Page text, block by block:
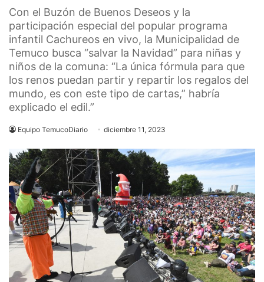
Con el Buzón de Buenos Deseos y la
participación especial del popular programa
infantil Cachureos en vivo, la Municipalidad de
Temuco busca “salvar la Navidad” para niñas y
niños de la comuna: “La única fórmula para que
los renos puedan partir y repartir los regalos del
mundo, es con este tipo de cartas,” habría
explicado el edil.”
Equipo TemucoDiario diciembre 11, 2023